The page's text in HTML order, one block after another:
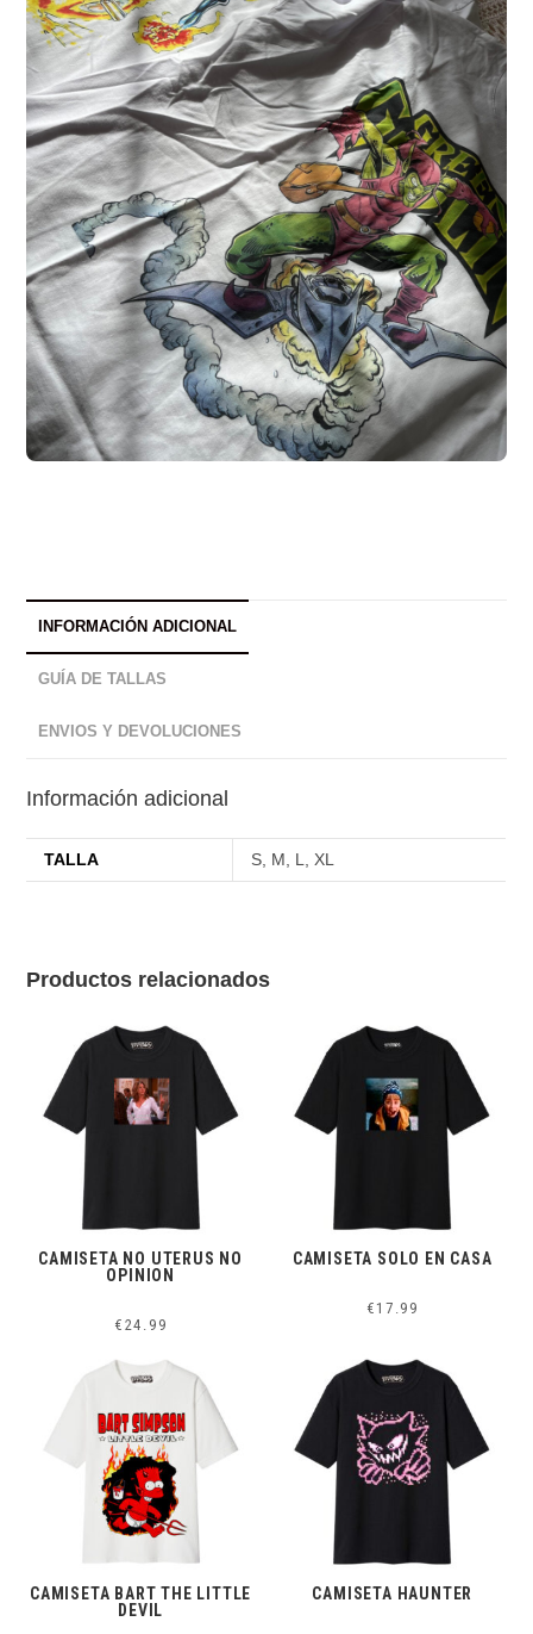
INFORMACIÓN ADICIONAL
GUÍA DE TALLAS
ENVIOS Y DEVOLUCIONES
Información adicional
TALLA S, M, L, XL
Productos relacionados
CAMISETA NO UTERUS NO
OPINION
€ 24.99
CAMISETA SOLO EN CASA
€ 17.99
CAMISETA BART THE LITTLE
DEVIL
CAMISETA HAUNTER